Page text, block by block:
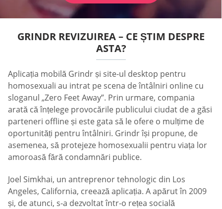
GRINDR REVIZUIREA – CE ȘTIM DESPRE
ASTA?
Aplicația mobilă Grindr și site-ul desktop pentru
homosexuali au intrat pe scena de întâlniri online cu
sloganul „Zero Feet Away”. Prin urmare, compania
arată că înțelege provocările publicului ciudat de a găsi
parteneri offline și este gata să le ofere o mulțime de
oportunități pentru întâlniri. Grindr își propune, de
asemenea, să protejeze homosexualii pentru viața lor
amoroasă fără condamnări publice.
Joel Simkhai, un antreprenor tehnologic din Los
Angeles, California, creează aplicația. A apărut în 2009
și, de atunci, s-a dezvoltat într-o rețea socială